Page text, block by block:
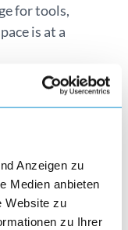
Anzeigen zu
Medien anbieten
Website zu
zu Ihrer
for tools,
is at a